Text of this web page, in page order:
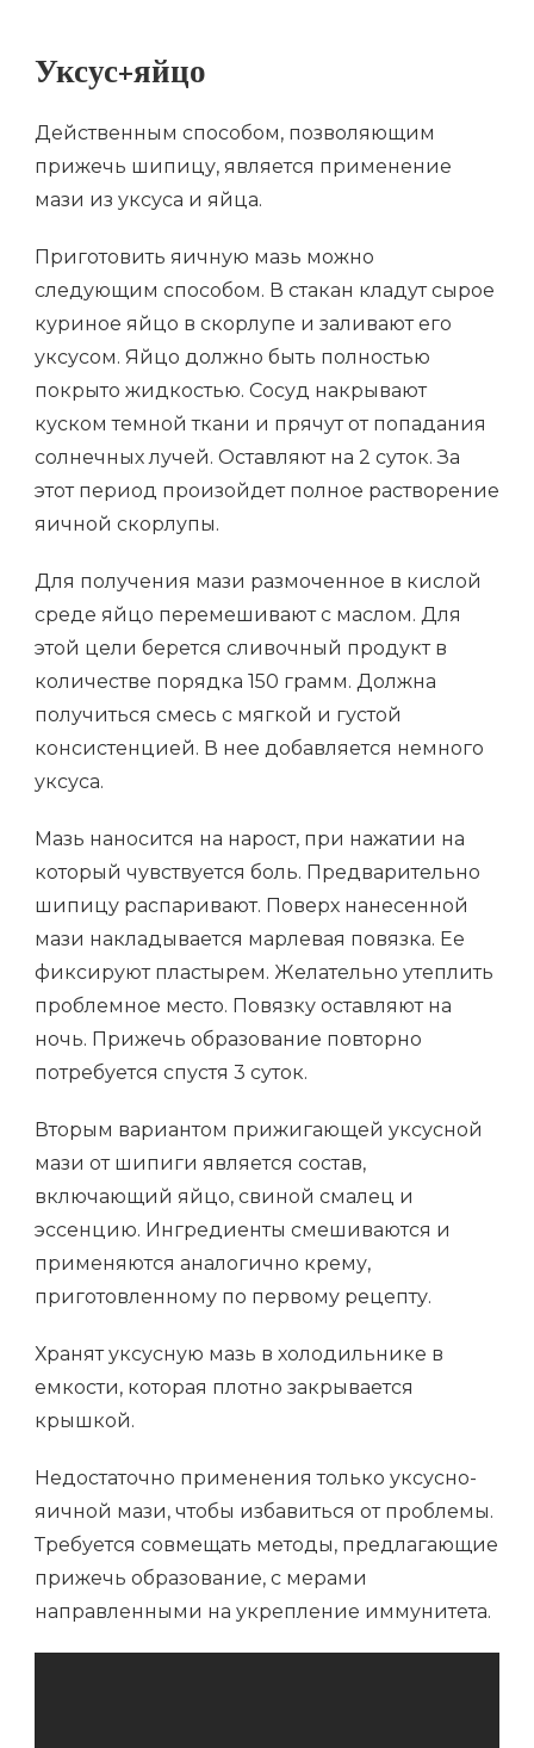
Уксус+яйцо
Действенным способом, позволяющим
прижечь шипицу, является применение
мази из уксуса и яйца.
Приготовить яичную мазь можно
следующим способом. В стакан кладут сырое
куриное яйцо в скорлупе и заливают его
уксусом. Яйцо должно быть полностью
покрыто жидкостью. Сосуд накрывают
куском темной ткани и прячут от попадания
солнечных лучей. Оставляют на 2 суток. За
этот период произойдет полное растворение
яичной скорлупы.
Для получения мази размоченное в кислой
среде яйцо перемешивают с маслом. Для
этой цели берется сливочный продукт в
количестве порядка 150 грамм. Должна
получиться смесь с мягкой и густой
консистенцией. В нее добавляется немного
уксуса.
Мазь наносится на нарост, при нажатии на
который чувствуется боль. Предварительно
шипицу распаривают. Поверх нанесенной
мази накладывается марлевая повязка. Ее
фиксируют пластырем. Желательно утеплить
проблемное место. Повязку оставляют на
ночь. Прижечь образование повторно
потребуется спустя 3 суток.
Вторым вариантом прижигающей уксусной
мази от шипиги является состав,
включающий яйцо, свиной смалец и
эссенцию. Ингредиенты смешиваются и
применяются аналогично крему,
приготовленному по первому рецепту.
Хранят уксусную мазь в холодильнике в
емкости, которая плотно закрывается
крышкой.
Недостаточно применения только уксусно-
яичной мази, чтобы избавиться от проблемы.
Требуется совмещать методы, предлагающие
прижечь образование, с мерами
направленными на укрепление иммунитета.